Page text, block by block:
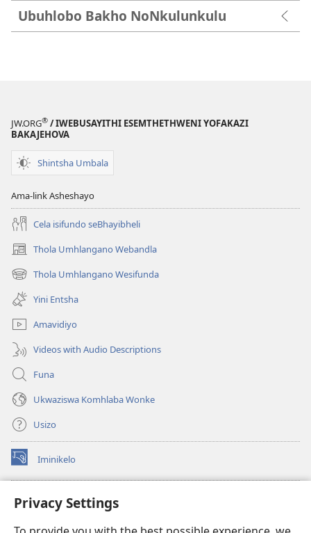
Privacy Settings
Ubuhlobo Bakho NoNkulunkulu
JW.ORG® / IWEBUSAYITHI ESEMTHETHWENI YOFAKAZI
BAKAJEHOVA
Shintsha Umbala
Ama-link Asheshayo
Cela isifundo seBhayibheli
Thola Umhlangano Webandla
(kuvuleka
ikhasi
elisha)
Thola Umhlangano Wesifunda
(kuvuleka
ikhasi
elisha)
Yini Entsha
Amavidiyo
Videos with Audio Descriptions
Funa
Ukwaziswa Komhlaba Wonke
Usizo
Iminikelo
(kuvuleka
ikhasi
I-ONLINE LIBRARY YeBhayibheli
(kuvuleka
JW Hub